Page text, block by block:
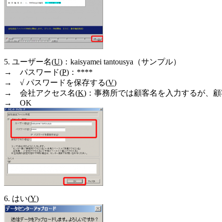
5. ユーザー名(U)：kaisyamei tantousya（サンプル）
→ パスワード(P)：****
→ √ パスワードを保存する(V)
→ 会社アクセス名(K)：事務所では顧客名を入力するが、
→ OK
6. はい(Y)